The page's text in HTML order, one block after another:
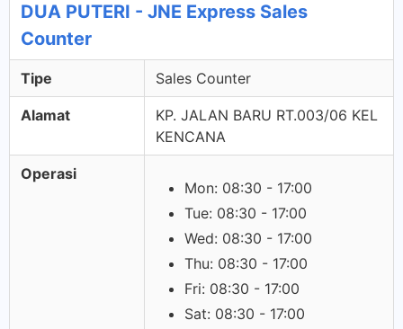
DUA PUTERI - JNE Express Sales
Counter
Tipe Sales Counter
Alamat
KP. JALAN BARU RT.003/06 KEL
KENCANA
Operasi
Mon: 08:30 - 17:00
Tue: 08:30 - 17:00
Wed: 08:30 - 17:00
Thu: 08:30 - 17:00
Fri: 08:30 - 17:00
Sat: 08:30 - 17:00